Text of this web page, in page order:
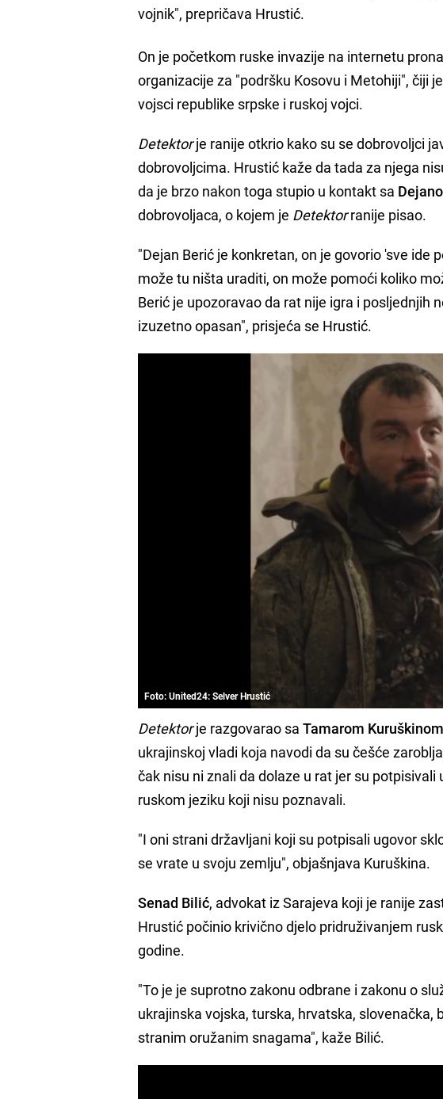
vojnik", prepričava Hrustić.
On je početkom ruske invazije na internetu
organizacije za "podršku Kosovu i Metohiji", čiji
vojsci republike srpske i ruskoj vojci.
Detektorje ranije otkrio kako su se dobrovoljci
dobrovoljcima. Hrustić kaže da tada za njega
da je brzo nakon toga stupio u kontakt sa
dobrovoljaca, o kojem je Detektorranije pisao.
"Dejan Berić je konkretan, on je govorio 'sve ide
može tu ništa uraditi, on može pomoći koliko
Berić je upozoravao da rat nije igra i posljednjih
izuzetno opasan", prisjeća se Hrustić.
Foto: United24: Selver Hrustić
Detektorje razgovarao saTamarom Kuruškinom
ukrajinskoj vladi koja navodi da su češće
čak nisu ni znali da dolaze u rat jer su
ruskom jeziku koji nisu poznavali.
"I oni strani državljani koji su potpisali ugovor
se vrate u svoju zemlju", objašnjava Kuruškina.
Senad Bilić, advokat iz Sarajeva koji je ranije
Hrustić počinio krivično djelo pridruživanjem
godine.
"To je je suprotno zakonu odbrane i zakonu o
ukrajinska vojska, turska, hrvatska, slovenačka,
stranim oružanim snagama", kaže Bilić.